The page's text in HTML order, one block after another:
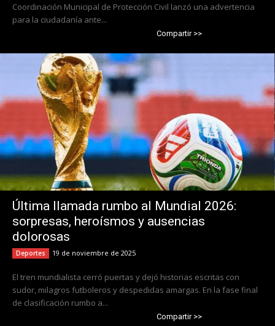
Coordinación Municipal de Protección Civil lanzó una advertencia
para la ciudadanía ante...
Compartir >>
Última llamada rumbo al Mundial 2026:
sorpresas, heroísmos y ausencias
dolorosas
Deportes 19 de noviembre de 2025
El tren mundialista cerró puertas y dejó historias escritas con
sudor, milagros futboleros y despedidas amargas. En la fase final
de clasificación rumbo a...
Compartir >>